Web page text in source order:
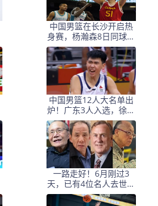
中国男篮在长沙开启热
身赛，杨瀚森8日同球队
会合
中国男篮12人大名单出
炉！广东3人入选，徐昕
国家队首秀，胡明轩轮
休
一路走好！6月刚过3
天，已有4位名人去世，
姚明等人发文悼念